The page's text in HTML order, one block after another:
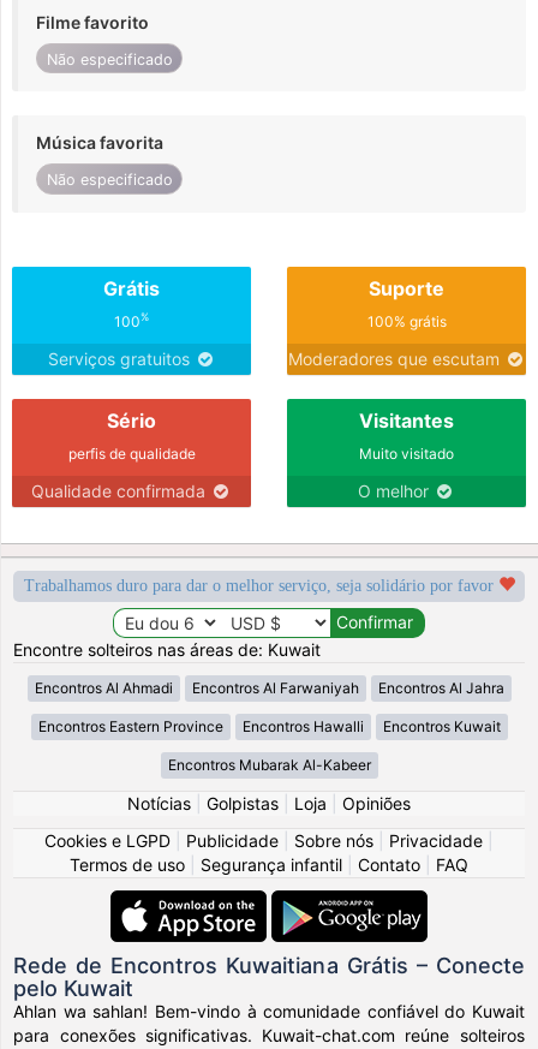
Filme favorito
Não especificado
Música favorita
Não especificado
Grátis
100%
Serviços gratuitos
Suporte
100% grátis
Moderadores que escutam
Sério
perfis de qualidade
Qualidade confirmada
Visitantes
Muito visitado
O melhor
Trabalhamos duro para dar o melhor serviço, seja solidário por favor
Encontre solteiros nas áreas de: Kuwait
Encontros Al Ahmadi Encontros Al Farwaniyah Encontros Al Jahra
Encontros Eastern Province Encontros Hawalli Encontros Kuwait
Encontros Mubarak Al-Kabeer
Notícias Golpistas Loja
Opiniões
Cookies e LGPD
Publicidade Sobre nós Privacidade
Termos de uso
Segurança infantil Contato FAQ
Rede de Encontros Kuwaitiana Grátis – Conecte
pelo Kuwait
Ahlan wa sahlan! Bem-vindo à comunidade confiável do Kuwait
para conexões significativas. Kuwait-chat.com reúne solteiros